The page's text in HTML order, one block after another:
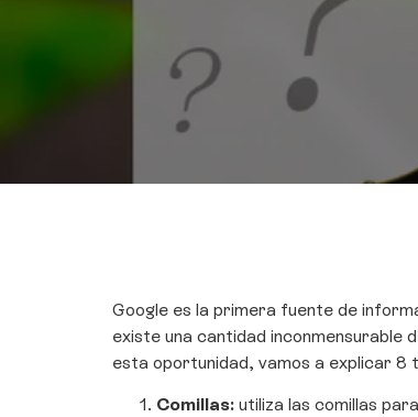
Google es la primera fuente de
existe una cantidad
esta oportunidad, vamos a explicar 8
Comillas: utiliza las comillas